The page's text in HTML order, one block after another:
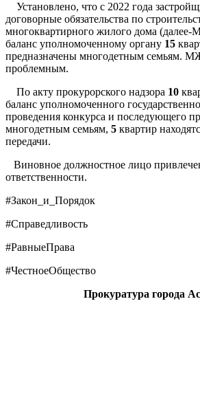
Установлено, что с 2022 года
договорные обязательства по
многоквартирного жилого дома
баланс уполномоченному органу 15
предназначены многодетным семьям.
проблемным.
По акту прокурорского надзора 10
баланс уполномоченного
проведения конкурса и последующего
многодетным семьям, 5 квартир
передачи.
Виновное должностное лицо
ответственности.
#Закон_и_Порядок
#Справедливость
#РавныеПрава
#ЧестноеОбщество
Прокуратура города